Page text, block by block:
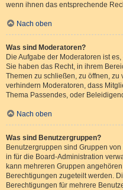
wenn ihnen das entsprechende
Nach oben
Was sind Moderatoren?
Die Aufgabe der Moderatoren ist
Sie haben das Recht, in ihrem
Themen zu schließen, zu öffnen,
verhindern Moderatoren, dass
Thema Passendes, oder
Nach oben
Was sind Benutzergruppen?
Benutzergruppen sind Gruppen
in für die Board-Administration
kann mehreren Gruppen
Berechtigungen zugeteilt werden.
Berechtigungen für mehrere